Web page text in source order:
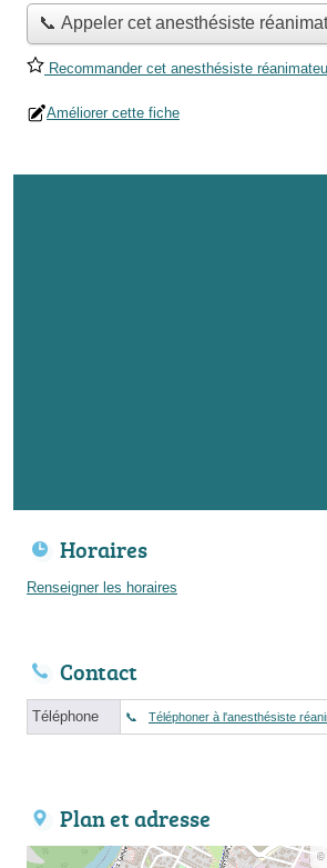
📞 Appeler cet anesthésiste
Recommander cet anesthésiste
Améliorer cette fiche
Horaires
Renseigner les horaires
Contact
Téléphone Téléphoner à l'anesthésiste
Plan et adresse
©